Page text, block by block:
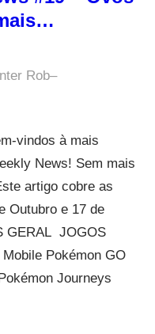
Rob–
vindos à mais
News! Sem mais
artigo cobre as
Outubro e 17 de
GERAL JOGOS
Pokémon GO
Journeys